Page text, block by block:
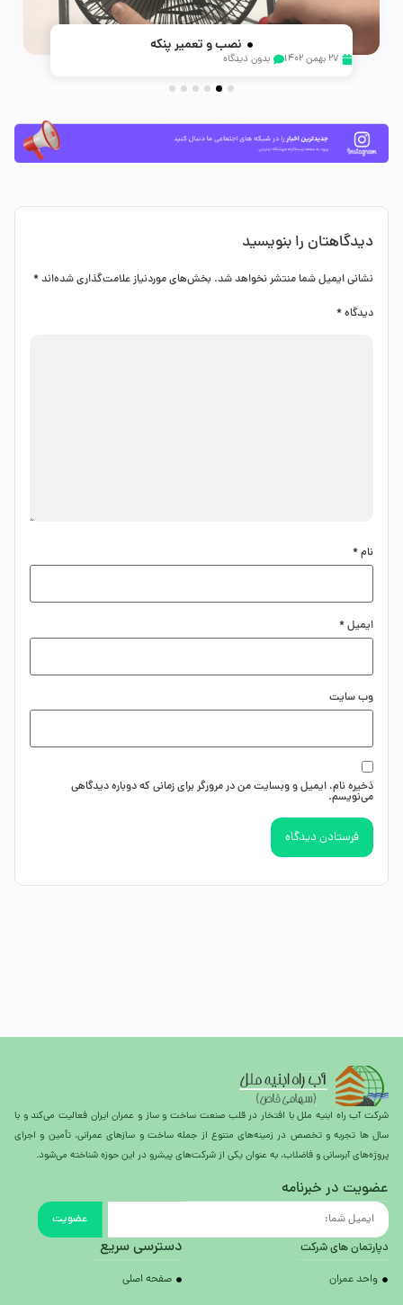
پرستاری و مراقبت بیمار
21 آبان 1402 بدون دیدگاه
تعمیر ماشین ظرفشویی
28 بهمن 1402 بدون دیدگاه
نصب و تعمیر پنکه
27 بهمن 1402 بدون دیدگاه
خدمات برقی و نصب
27 بهمن 1402 بدون دیدگاه
پرستاری و مراقبت کودک
25 بهمن 1402 بدون دیدگاه
تعمیر یخچال و فریزر
29 آبان 1402 بدون دیدگاه
پرستاری و مراقبت بیمار
21 آبان 1402 بدون دیدگاه
تعمیر ماشین ظرفشویی
28 بهمن 1402 بدون دیدگاه
دیدگاهتان را بنویسید
نشانی ایمیل شما منتشر نخواهد شد. بخش‌های موردنیاز علامت‌گذاری شده‌اند*
دیدگاه*
نام*
ایمیل*
وب‌ سایت
ذخیره نام، ایمیل و وبسایت من در مرورگر برای زمانی که دوباره دیدگاهی
می‌نویسم.
شرکت آب راه ابنیه ملل با افتخار در قلب صنعت ساخت و ساز و عمران ایران فعالیت می‌کند و با
سال ها تجربه و تخصص در زمینه‌های متنوع از جمله ساخت و سازهای عمرانی، تأمین و اجرای
پروژه‌های آبرسانی و فاضلاب، به عنوان یکی از شرکت‌های پیشرو در این حوزه شناخته می‌شود.
عضویت در خبرنامه
عضویت
دپارتمان های شرکت
واحد عمران
دسترسی سریع
صفحه اصلی